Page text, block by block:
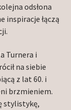
odsłona
inspiracje łączą
Turnera i
na siebie
z lat 60. i
brzmieniem.
stylistykę,